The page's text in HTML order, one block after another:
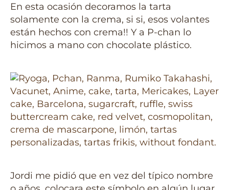
En esta ocasión decoramos la tarta
solamente con la crema, si si, esos volantes
están hechos con crema!! Y a P-chan lo
hicimos a mano con chocolate plástico.
Jordi me pidió que en vez del típico nombre